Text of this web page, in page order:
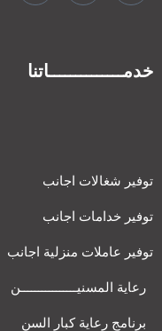
خدمــــــــــــــاتنا
توفير شغالات اجانب
توفير خدامات اجانب
توفير عاملات منزلية اجانب
رعاية المسنيــــــــــــــــن
برنامج رعاية كبار السن